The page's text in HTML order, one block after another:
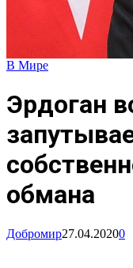
В Мире
Эрдоган
обмана
Добромир27.04.20200